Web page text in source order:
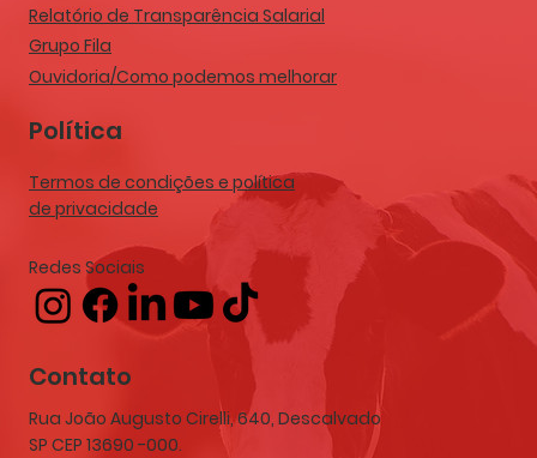
Relatório de Transparência Salarial
Grupo Fila
Ouvidoria/Como podemos melhorar
Política
Termos de condições e política
de privacidade
Redes Sociais
Contato
Rua João Augusto Cirelli, 640, Descalvado
SP CEP 13690 -000.